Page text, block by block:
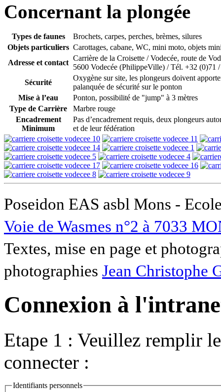
Concernant la plongée
Types de faunes
Brochets, carpes, perches, brèmes, silures
Objets particuliers Carottages, cabane, WC, mini moto, objets
Adresse et contact
Carrière de la Croisette / Vodecée, route de
5600 Vodecée (PhilippeVille) / Tél. +32 (0)71
Sécurité
Oxygène sur site, les plongeurs doivent
palanquée de sécurité sur le ponton
Mise à l’eau
Ponton, possibilité de "jump" à 3 mètres
Type de Carrière
Marbre rouge
Encadrement
Minimum
Pas d’encadrement requis, deux plongeurs
et de leur fédération
Poseidon EAS asbl Mons -
Voie de Wasmes n°2 à 7033
Textes, mise en page et
photographies Jean Christophe
Connexion à
Etape 1 : Veuillez remplir
connecter :
Identifiants personnels